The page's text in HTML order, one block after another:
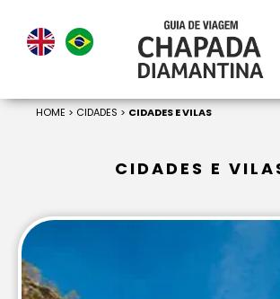
HOME > CIDADES > CIDADES E VILAS
CIDADES E